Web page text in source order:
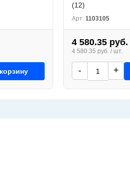
(12)
Арт: 1103105
4 580.35 руб.
4 580.35 руб. / шт.
- +